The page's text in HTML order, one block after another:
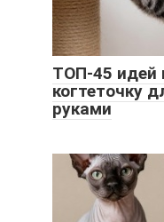
ТОП-45 идей
когтеточку
руками